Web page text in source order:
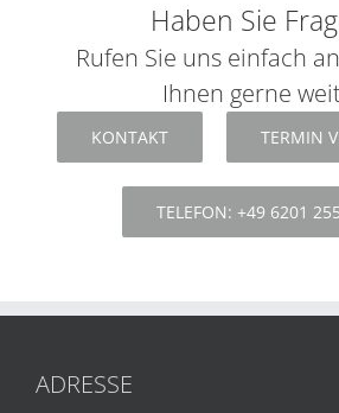
Haben Sie
Rufen Sie uns einfach
Ihnen gerne
KONTAKT TERMIN
TELEFON: +49 6201
ADRESSE